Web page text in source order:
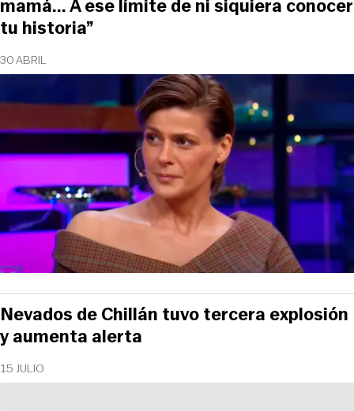
30 ABRIL
mamá... A ese límite de ni siquiera conocer
tu historia”
15 JULIO
Nevados de Chillán tuvo tercera explosión
y aumenta alerta